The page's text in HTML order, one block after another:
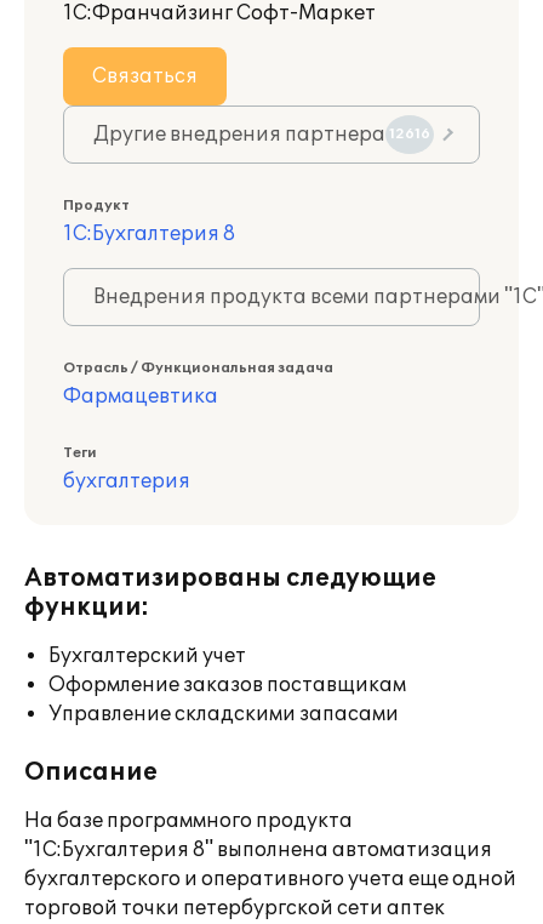
1С:Франчайзинг Софт-Маркет
Связаться
Другие внедрения партнера 12616
Продукт
1С:Бухгалтерия 8
Внедрения продукта всеми партнерами
Отрасль / Функциональная задача
Фармацевтика
Теги
бухгалтерия
Автоматизированы следующие
функции:
Бухгалтерский учет
Оформление заказов поставщикам
Управление складскими запасами
Описание
На базе программного продукта
"1С:Бухгалтерия 8" выполнена автоматизация
бухгалтерского и оперативного учета еще одной
торговой точки петербургской сети аптек